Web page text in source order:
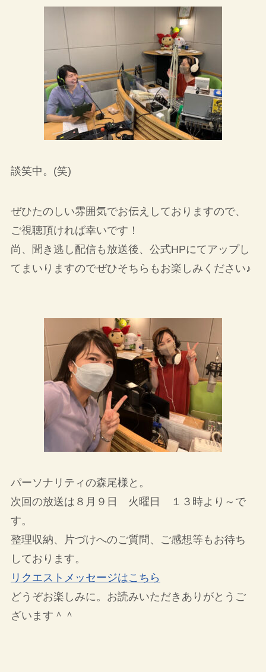
談笑中。(笑)
ぜひたのしい雰囲気でお伝えしておりますので、
ご視聴頂ければ幸いです！
尚、聞き逃し配信も放送後、公式HPにてアップし
てまいりますのでぜひそちらもお楽しみください♪
パーソナリティの森尾様と。
次回の放送は８月９日 火曜日 １３時より～で
す。
整理収納、片づけへのご質問、ご感想等もお待ち
しております。
リクエストメッセージはこちら
どうぞお楽しみに。お読みいただきありがとうご
ざいます＾＾